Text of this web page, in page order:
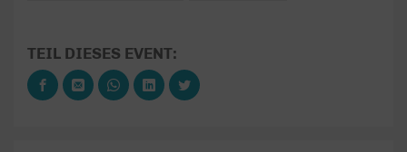
TEIL DIESES EVENT: